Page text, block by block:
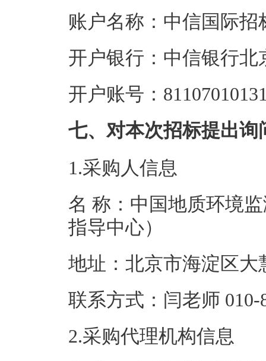
账户名称：中信国际招
开户银行：中信银行北
开户账号：
七、对本次招标提出
1.采购人信息
名 称：中国地质环境
指导中心）
地址：北京市
联系方式：闫老
2.采购代理机构信息